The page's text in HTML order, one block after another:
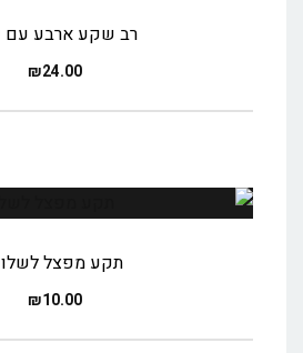
רב שקע ארבע עם
₪24.00
תקע מפצל
₪10.00